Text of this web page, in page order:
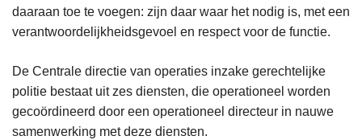
daaraan toe te voegen: zijn daar waar het nodig is, met een
verantwoordelijkheidsgevoel en respect voor de functie.
De Centrale directie van operaties inzake gerechtelijke
politie bestaat uit zes diensten, die operationeel worden
gecoördineerd door een operationeel directeur in nauwe
samenwerking met deze diensten.